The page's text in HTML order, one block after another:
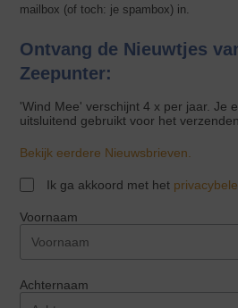
mailbox (of toch: je spambox) in.
Ontvang de Nieuwtjes
Zeepunter:
'Wind Mee' verschijnt 4 x per jaar. Je
uitsluitend gebruikt voor het
Bekijk eerdere Nieuwsbrieven.
Ik ga akkoord met het
Voornaam
Achternaam